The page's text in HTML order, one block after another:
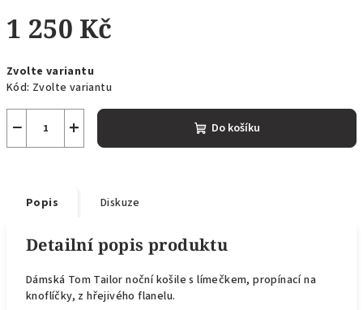
1 250 Kč
cena:
Zvolte variantu
Kód: Zvolte variantu
+
− Do košíku
Popis Diskuze
Detailní popis produktu
Dámská Tom Tailor noční košile s límečkem, propínací na
knoflíčky, z hřejivého flanelu.